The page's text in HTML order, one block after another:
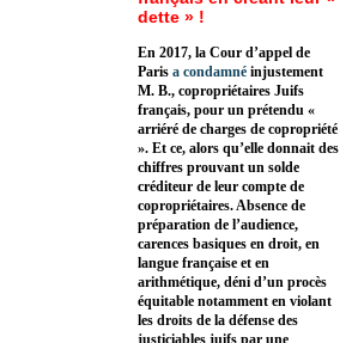
dette » !
En 2017, la Cour d’appel de
Paris a condamné injustement
M. B., copropriétaires Juifs
français, pour un prétendu «
arriéré de charges de copropriété
». Et ce, alors qu’elle donnait des
chiffres prouvant un solde
créditeur de leur compte de
copropriétaires. Absence de
préparation de l’audience,
carences basiques en droit, en
langue française et en
arithmétique, déni d’un procès
équitable notamment en violant
les droits de la défense des